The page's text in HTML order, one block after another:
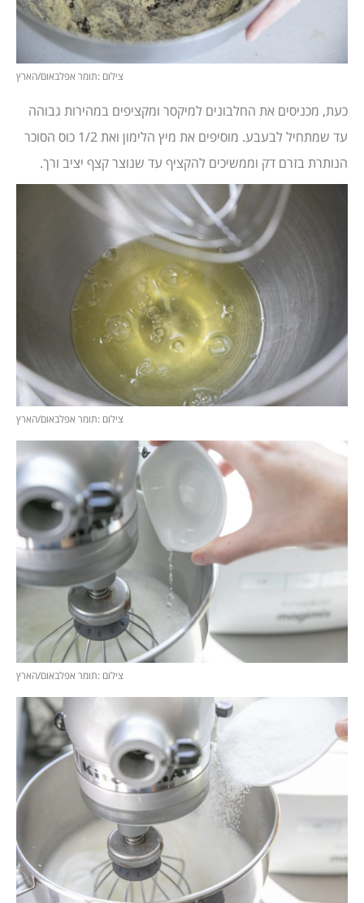
צילום :תומר אפלבאום/הארץ
כעת, מכניסים את החלבונים למיקסר ומקציפים במהירות גבוהה
עד שמתחיל לבעבע. מוסיפים את מיץ הלימון ואת 1/2 כוס הסוכר
הנותרת בזרם דק וממשיכים להקציף עד שנוצר קצף יציב ורך.
צילום :תומר אפלבאום/הארץ
צילום :תומר אפלבאום/הארץ